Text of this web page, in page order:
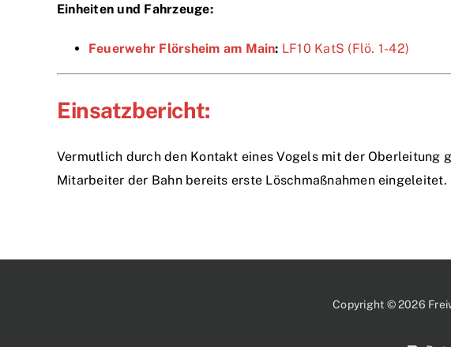
Einheiten und Fahrzeuge:
Feuerwehr Flörsheim am Main: LF10 KatS (Flö. 1-42)
Einsatzbericht:
Vermutlich durch den Kontakt eines Vogels mit der Oberleitung
Mitarbeiter der Bahn bereits erste Löschmaßnahmen
Copyright © 2026